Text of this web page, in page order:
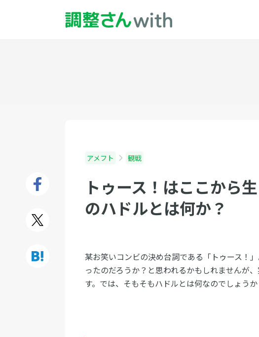
アメフト 観戦
トゥース！はここから
のハドルとは何か？
某お笑いコンビの決め台詞である「トゥース！
ったのだろうか？と思われるかもしれませんが
す。では、そもそもハドルとは何なのでしょうか